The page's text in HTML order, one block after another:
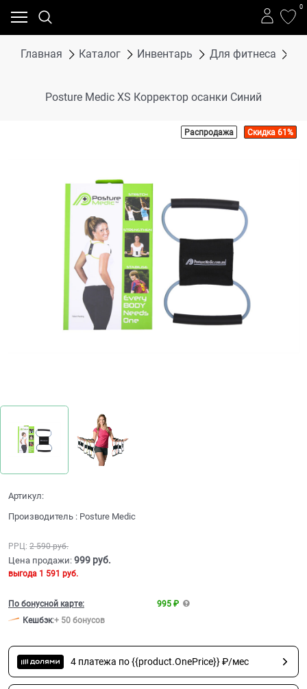
0
Главная Каталог Инвентарь Для фитнеса
Posture Medic XS Корректор осанки Синий
Распродажа Скидка 61%
Артикул:
Производитель : Posture Medic
РРЦ: 2 590 руб.
Цена продажи: 999 руб.
выгода 1 591 руб.
По бонусной карте:
995 ₽
Кешбэк:+ 50 бонусов
4 платежа по {{product.OnePrice}} ₽/мес